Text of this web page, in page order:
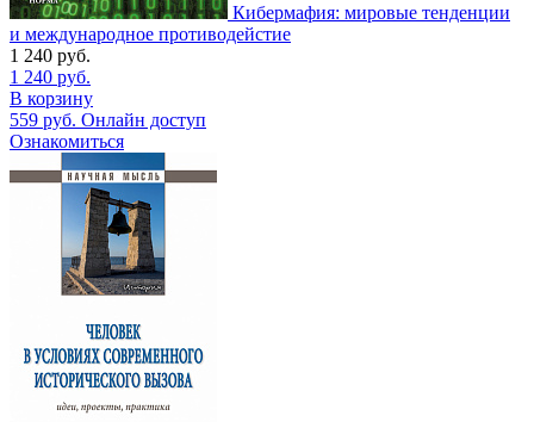
Кибермафия: мировые тенденции
и международное противодейстие
1 240 руб.
1 240 руб.
В корзину
559 руб. Онлайн доступ
Ознакомиться